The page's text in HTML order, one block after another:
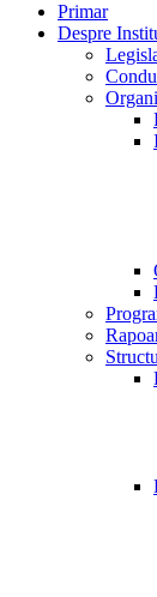
Primar
Despre